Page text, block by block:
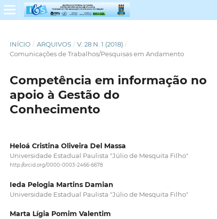
INÍCIO / ARQUIVOS / V. 28 N. 1 (2018) /
Comunicações de Trabalhos/Pesquisas em Andamento
Competência em informação no
apoio à Gestão do
Conhecimento
Heloá Cristina Oliveira Del Massa
Universidade Estadual Paulista "Júlio de Mesquita Filho"
http://orcid.org/0000-0003-2466-6678
Ieda Pelogia Martins Damian
Universidade Estadual Paulista "Júlio de Mesquita Filho"
Marta Lígia Pomim Valentim